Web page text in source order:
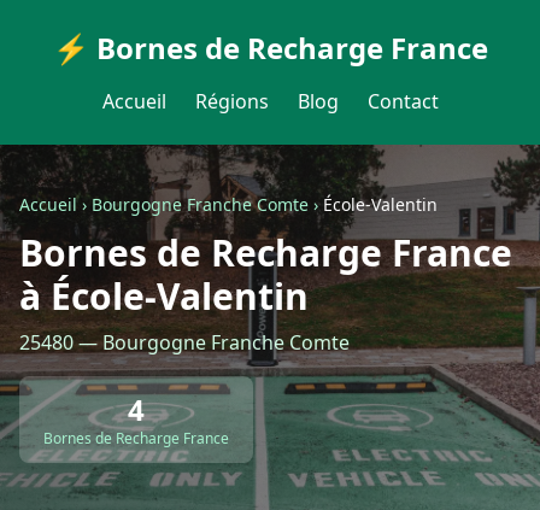
⚡ Bornes de Recharge France
Accueil Régions Blog Contact
Accueil›Bourgogne Franche Comte ›École-Valentin
Bornes de Recharge France
à École-Valentin
25480 — Bourgogne Franche Comte
4
Bornes de Recharge France